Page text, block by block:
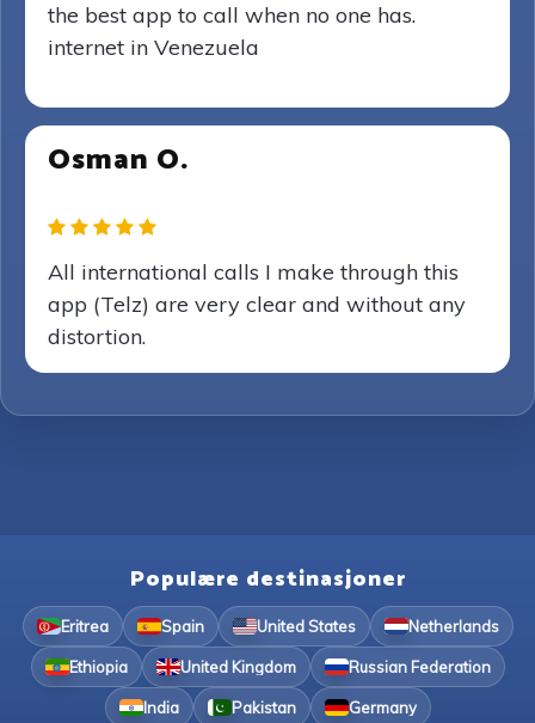
the best app to call when no one has.
internet in Venezuela
Osman O.
All international calls I make through this
app (Telz) are very clear and without any
distortion.
Populære destinasjoner
Eritrea Spain United States Netherlands
Ethiopia United Kingdom Russian Federation
India Pakistan Germany